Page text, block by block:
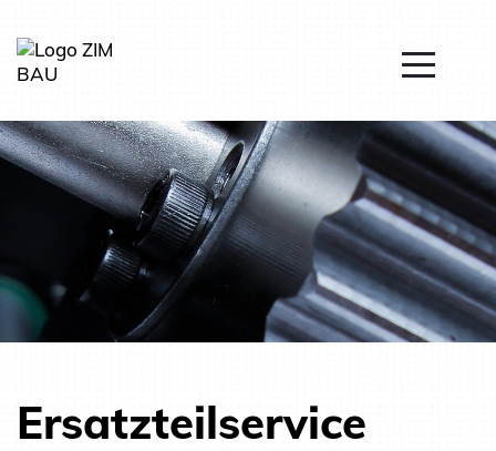
Ersatzteilservice